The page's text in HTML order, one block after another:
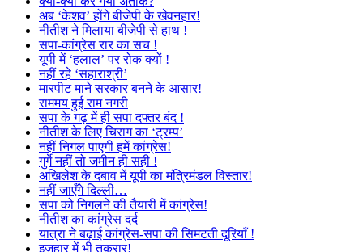
अब ‘केशव’ होंगे बीजेपी के खेवनहार!
नीतीश ने मिलाया बीजेपी से हाथ !
सपा-कांग्रेस रार का सच !
यूपी में ‘हलाल’ पर रोक क्यों !
नहीं रहे ‘सहाराश्री’
मारपीट माने सरकार बनने के आसार!
राममय हुई राम नगरी
सपा के गढ़ में ही सपा दफ्तर बंद !
नीतीश के लिए चिराग का ‘ट्रम्प’
नहीं निगल पाएगी हमें कांग्रेस!
गुर्गे नहीं तो जमीन ही सही !
अखिलेश के दबाव में यूपी का मंत्रिमंडल विस्तार!
नहीं जाएँगे दिल्ली…
सपा को निगलने की तैयारी में कांग्रेस!
नीतीश का कांग्रेस दर्द
यात्रा ने बढ़ाई कांग्रेस-सपा की सिमटती दूरियाँ !
इजहार में भी तकरार!